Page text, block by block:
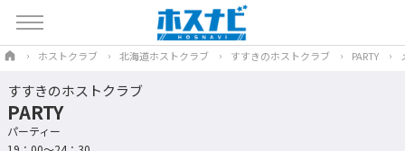
ホストクラブ 北海道ホストクラブ すすきのホストクラブ PARTY
すすきのホストクラブ
PARTY
パーティー